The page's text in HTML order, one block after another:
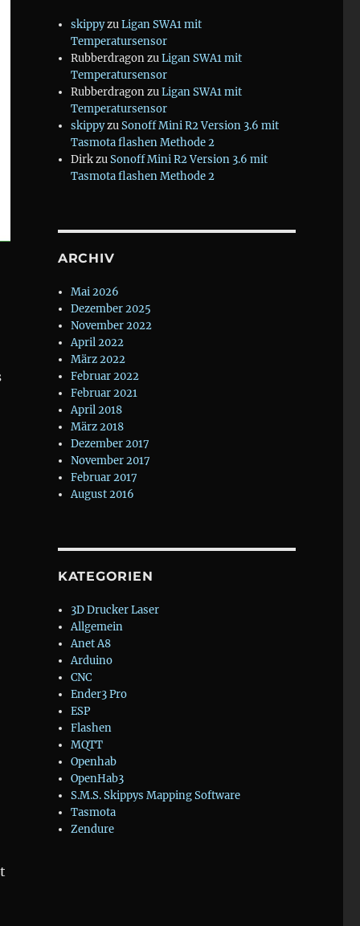
skippyzuLigan SWA1 mit
Temperatursensor
RubberdragonzuLigan SWA1 mit
Temperatursensor
RubberdragonzuLigan SWA1 mit
Temperatursensor
skippyzuSonoff Mini R2 Version 3.6 mit
Tasmota flashen Methode 2
DirkzuSonoff Mini R2 Version 3.6 mit
Tasmota flashen Methode 2
ARCHIV
Mai 2026
Dezember 2025
November 2022
April 2022
März 2022
Februar 2022
Februar 2021
April 2018
März 2018
Dezember 2017
November 2017
Februar 2017
August 2016
KATEGORIEN
3D Drucker Laser
Allgemein
Anet A8
Arduino
CNC
Ender3 Pro
ESP
Flashen
MQTT
Openhab
OpenHab3
S.M.S. Skippys Mapping Software
Tasmota
Zendure